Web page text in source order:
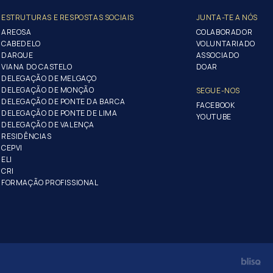
ESTRUTURAS E RESPOSTAS SOCIAIS
AREOSA
CABEDELO
DARQUE
VIANA DO CASTELO
DELEGAÇÃO DE MELGAÇO
DELEGAÇÃO DE MONÇÃO
DELEGAÇÃO DE PONTE DA BARCA
DELEGAÇÃO DE PONTE DE LIMA
DELEGAÇÃO DE VALENÇA
RESIDÊNCIAS
CEPVI
ELI
CRI
FORMAÇÃO PROFISSIONAL
JUNTA-TE A NÓS
COLABORADOR
VOLUNTARIADO
ASSOCIADO
DOAR
SEGUE-NOS
FACEBOOK
YOUTUBE